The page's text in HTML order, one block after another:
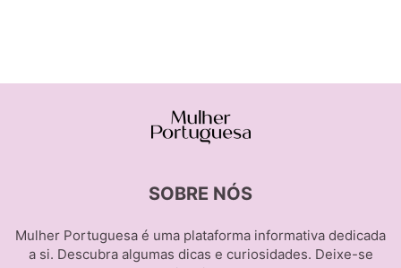
SOBRE NÓS
Mulher Portuguesa é uma plataforma informativa dedicada
a si. Descubra algumas dicas e curiosidades. Deixe-se